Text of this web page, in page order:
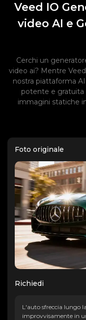
Veed IO
video AI e
Cerchi un
video ai? Mentre
nostra piattaforma
potente e gratuita
immagini statiche
Foto originale
Richiedi
L'auto sfreccia lungo
improvvisamente in